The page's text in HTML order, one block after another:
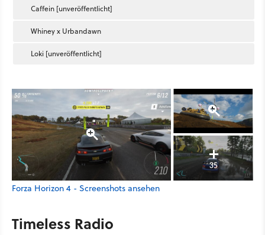
Caffein [unveröffentlicht]
Whiney x Urbandawn
Loki [unveröffentlicht]
35
Forza Horizon 4 - Screenshots ansehen
Timeless Radio